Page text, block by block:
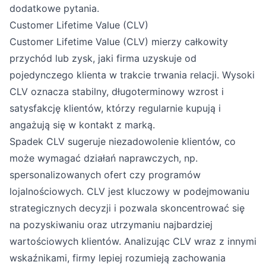
dodatkowe pytania.
Customer Lifetime Value (CLV)
Customer Lifetime Value (CLV) mierzy całkowity
przychód lub zysk, jaki firma uzyskuje od
pojedynczego klienta w trakcie trwania relacji. Wysoki
CLV oznacza stabilny, długoterminowy wzrost i
satysfakcję klientów, którzy regularnie kupują i
angażują się w kontakt z marką.
Spadek CLV sugeruje niezadowolenie klientów, co
może wymagać działań naprawczych, np.
spersonalizowanych ofert czy programów
lojalnościowych. CLV jest kluczowy w podejmowaniu
strategicznych decyzji i pozwala skoncentrować się
na pozyskiwaniu oraz utrzymaniu najbardziej
wartościowych klientów. Analizując CLV wraz z innymi
wskaźnikami, firmy lepiej rozumieją zachowania